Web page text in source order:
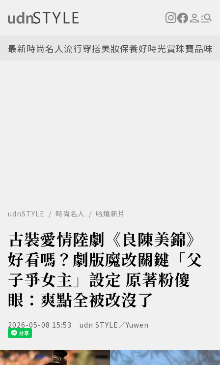
最新時尚名人流行穿搭美妝保養好時光賞珠寶品味
udnSTYLE 時尚名人 哈燒新片
古裝愛情陸劇《良陳美錦》
好看嗎？劇版魔改關鍵「父
子爭女主」設定 原著粉傻
眼：爽點全被改沒了
2026-05-08 15:53 udn STYLE／Yuwen